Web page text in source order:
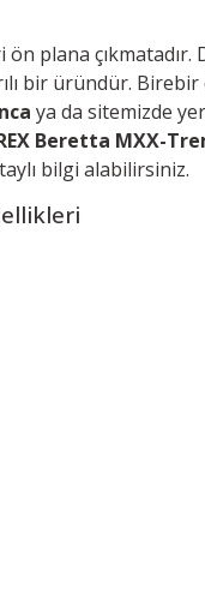
plana
bir üründür.
ya da sitemizde
Beretta MXX-
bilgi alabilirsiniz.